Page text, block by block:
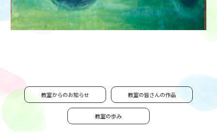
教室からのお知らせ 教室の皆さんの作品
教室の歩み